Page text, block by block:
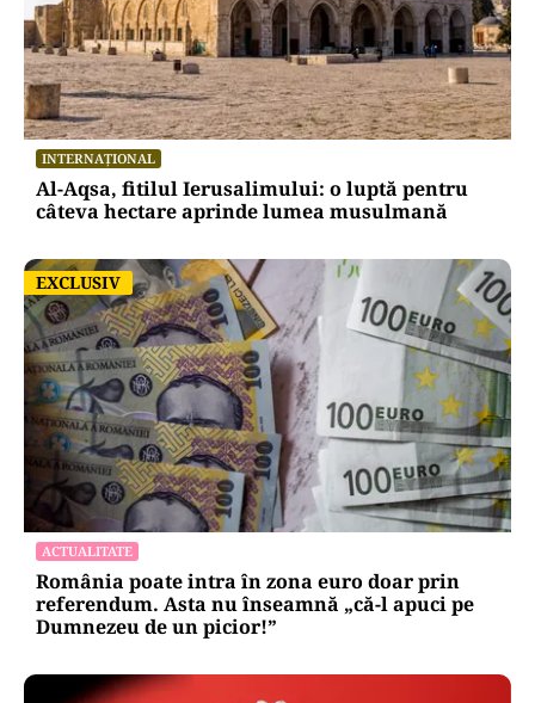
INTERNAȚIONAL
Al-Aqsa, fitilul Ierusalimului: o luptă pentru
câteva hectare aprinde lumea musulmană
EXCLUSIV
EXCLUSIV
ACTUALITATE
România poate intra în zona euro doar prin
referendum. Asta nu înseamnă „că-l apuci pe
Dumnezeu de un picior!”